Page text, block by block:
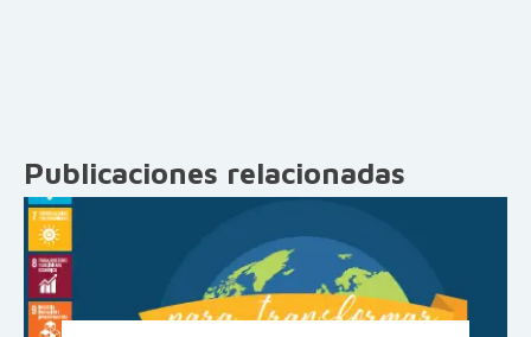
Publicaciones relacionadas